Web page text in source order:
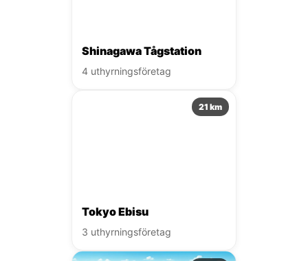
Shinagawa Tågstation
4 uthyrningsföretag
21 km
Tokyo Ebisu
3 uthyrningsföretag